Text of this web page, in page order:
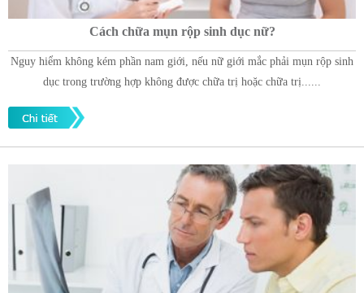
Cách chữa mụn rộp sinh dục nữ?
Nguy hiểm không kém phần nam giới, nếu nữ giới mắc phải mụn rộp sinh
dục trong trường hợp không được chữa trị hoặc chữa trị......